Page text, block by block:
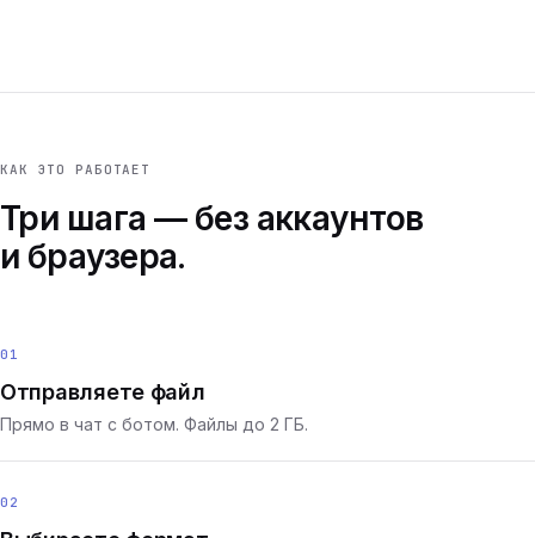
КАК ЭТО РАБОТАЕТ
Три шага — без аккаунтов
и браузера.
01
Отправляете файл
Прямо в чат с ботом. Файлы до 2 ГБ.
02